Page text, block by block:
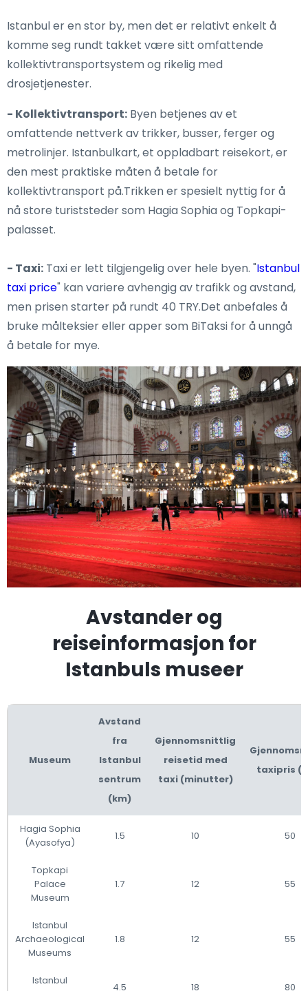
Istanbul er en stor by, men det er relativt enkelt å
komme seg rundt takket være sitt omfattende
kollektivtransportsystem og rikelig med
drosjetjenester.
- Kollektivtransport: Byen betjenes av et
omfattende nettverk av trikker, busser, ferger og
metrolinjer. Istanbulkart, et oppladbart reisekort, er
den mest praktiske måten å betale for
kollektivtransport på.Trikken er spesielt nyttig for å
nå store turiststeder som Hagia Sophia og Topkapi-
palasset.
- Taxi: Taxi er lett tilgjengelig over hele byen. "Istanbul
taxi price" kan variere avhengig av trafikk og avstand,
men prisen starter på rundt 40 TRY.Det anbefales å
bruke målteksier eller apper som BiTaksi for å unngå
å betale for mye.
Avstander og
reiseinformasjon for
Istanbuls museer
Museum
Avstand
fra
Istanbul
sentrum
(km)
Gjennomsnittlig
reisetid med
taxi (minutter)
taxipris
Hagia Sophia
(Ayasofya)
1.5 10 50
Topkapi
Palace
Museum
1.7 12 55
Istanbul
Archaeological
Museums
1.8 12 55
Istanbul
4.5 18 80